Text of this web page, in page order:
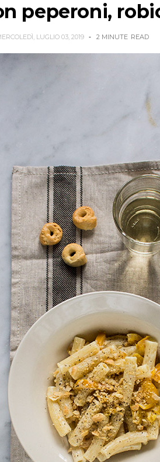
peperoni,
LUGLIO 03, 2019 2 MINUTE READ